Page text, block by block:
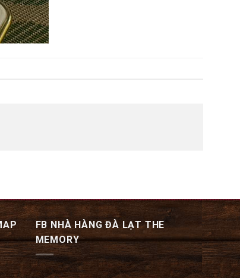
FB NHÀ HÀNG ĐÀ LẠT THE
MEMORY